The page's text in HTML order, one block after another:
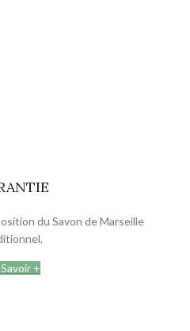
du Savon de Marseille
+